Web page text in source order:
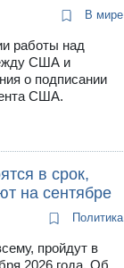
В мире
работы над
США и
о подписании
США.
в срок,
на сентябре
Политика
пройдут в